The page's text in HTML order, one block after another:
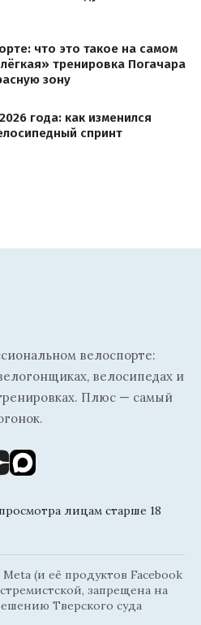
что это такое на самом
тренировка Погачара
зону
года: как изменился
спринт
велоспорте:
велосипедах и
Плюс — самый
лицам старше 18
(и её продуктов Facebook
запрещена на
Тверского суда